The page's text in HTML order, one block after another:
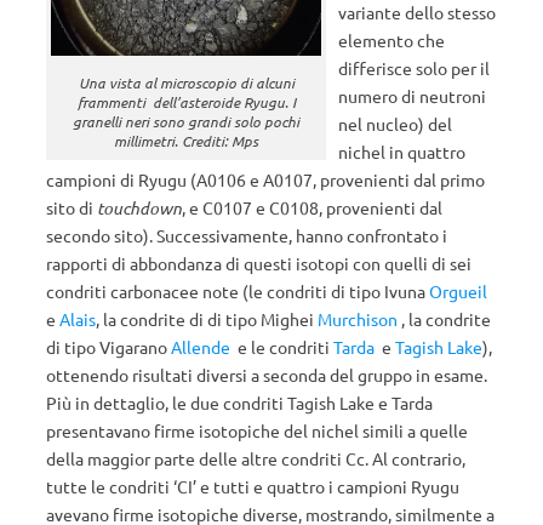
Una vista al microscopio di alcuni
frammenti dell’asteroide Ryugu. I
granelli neri sono grandi solo pochi
millimetri. Crediti: Mps
variante dello stesso
elemento che
differisce solo per il
numero di neutroni
nel nucleo) del
nichel in quattro
campioni di Ryugu (A0106 e A0107, provenienti dal primo
sito di touchdown, e C0107 e C0108, provenienti dal
secondo sito). Successivamente, hanno confrontato i
rapporti di abbondanza di questi isotopi con quelli di sei
condriti carbonacee note (le condriti di tipo IvunaOrgueil
e Alais, la condrite di di tipo Mighei Murchison , la condrite
di tipo VigaranoAllende e le condriti Tarda e Tagish Lake),
ottenendo risultati diversi a seconda del gruppo in esame.
Più in dettaglio, le due condriti Tagish Lake e Tarda
presentavano firme isotopiche del nichel simili a quelle
della maggior parte delle altre condriti Cc. Al contrario,
tutte le condriti ‘CI’ e tutti e quattro i campioni Ryugu
avevano firme isotopiche diverse, mostrando, similmente a